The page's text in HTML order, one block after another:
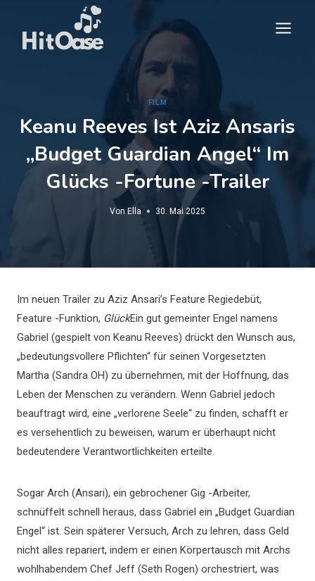
springen
FILM
Keanu Reeves Ist Aziz Ansaris
„Budget Guardian Angel“ Im
Glücks -Fortune -Trailer
Von Ella 30. Mai 2025
Im neuen Trailer zu Aziz Ansari’s Feature Regiedebüt,
Feature -Funktion, GlückEin gut gemeinter Engel namens
Gabriel (gespielt von Keanu Reeves) drückt den Wunsch aus,
„bedeutungsvollere Pflichten“ für seinen Vorgesetzten
Martha (Sandra OH) zu übernehmen, mit der Hoffnung, das
Leben der Menschen zu verändern. Wenn Gabriel jedoch
beauftragt wird, eine „verlorene Seele“ zu finden, schafft er
es versehentlich zu beweisen, warum er überhaupt nicht
bedeutendere Verantwortlichkeiten erteilte.
Sogar Arch (Ansari), ein gebrochener Gig -Arbeiter,
schnüffelt schnell heraus, dass Gabriel ein „Budget Guardian
Engel“ ist. Sein späterer Versuch, Arch zu lehren, dass Geld
nicht alles repariert, indem er einen Körpertausch mit Archs
wohlhabendem Chef Jeff (Seth Rogen) orchestriert, was